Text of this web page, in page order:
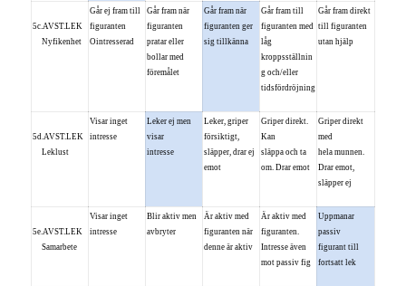
5c.AVST.LEK
Nyfikenhet
Går ej fram till
figuranten
Ointresserad
Går fram när
figuranten
pratar eller
bollar med
föremålet
Går fram när
figuranten ger
sig tillkänna
Går fram till
figuranten med
låg
kroppsställnin
g och/eller
tidsfördröjning
Går fram direkt
till figuranten
utan hjälp
5d.AVST.LEK
Leklust
Visar inget
intresse
Leker ej men
visar
intresse
Leker, griper
försiktigt,
släpper, drar ej
emot
Griper direkt.
Kan
släppa och ta
om. Drar emot
Griper direkt
med
hela munnen.
Drar emot,
släpper ej
5e.AVST.LEK
Samarbete
Visar inget
intresse
Blir aktiv men
avbryter
Är aktiv med
figuranten när
denne är aktiv
Är aktiv med
figuranten.
Intresse även
mot passiv fig
Uppmanar
passiv
figurant till
fortsatt lek